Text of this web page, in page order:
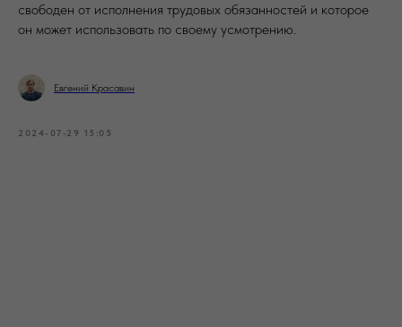
свободен от исполнения трудовых обязанностей и которое
он может использовать по своему усмотрению.
Евгений Красавин
2024-07-29 15:05